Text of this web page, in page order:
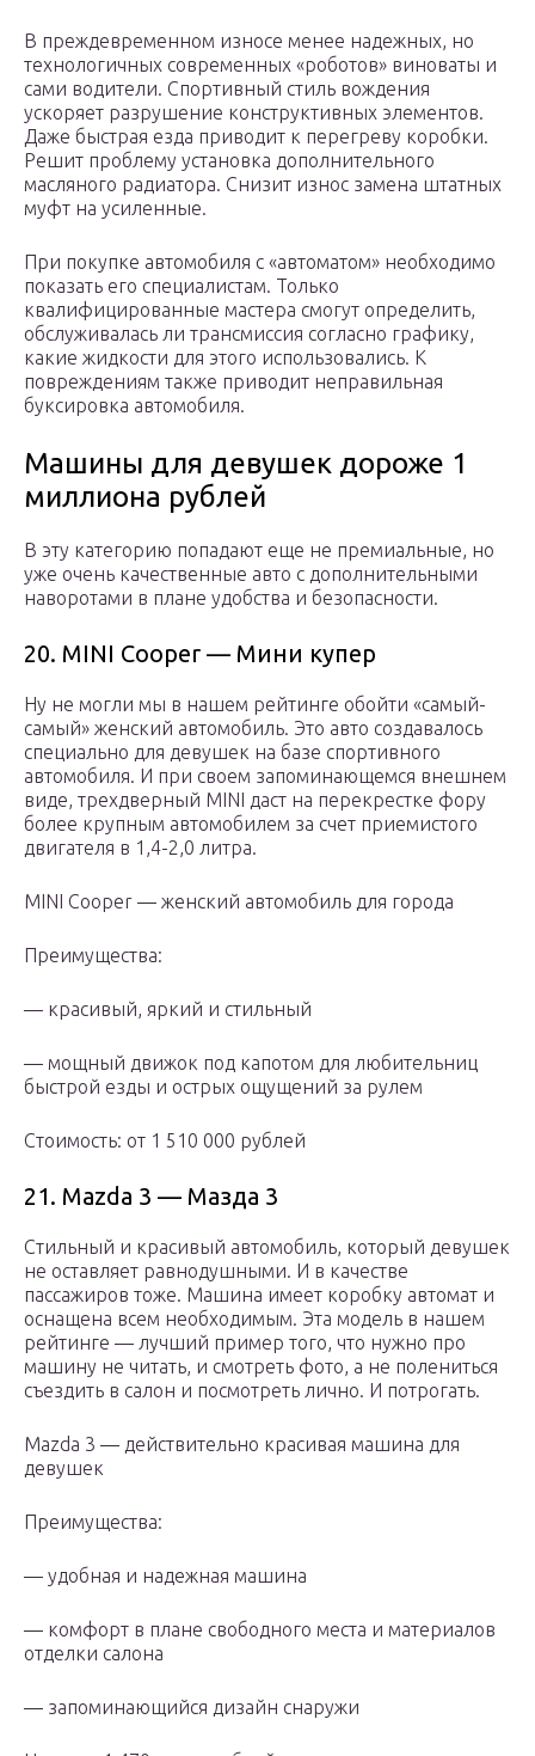
В преждевременном износе менее надежных, но
технологичных современных «роботов» виноваты и
сами водители. Спортивный стиль вождения
ускоряет разрушение конструктивных элементов.
Даже быстрая езда приводит к перегреву коробки.
Решит проблему установка дополнительного
масляного радиатора. Снизит износ замена штатных
муфт на усиленные.
При покупке автомобиля с «автоматом» необходимо
показать его специалистам. Только
квалифицированные мастера смогут определить,
обслуживалась ли трансмиссия согласно графику,
какие жидкости для этого использовались. К
повреждениям также приводит неправильная
буксировка автомобиля.
Машины для девушек дороже 1
миллиона рублей
В эту категорию попадают еще не премиальные, но
уже очень качественные авто с дополнительными
наворотами в плане удобства и безопасности.
20. MINI Cooper — Мини купер
Ну не могли мы в нашем рейтинге обойти «самый-
самый» женский автомобиль. Это авто создавалось
специально для девушек на базе спортивного
автомобиля. И при своем запоминающемся внешнем
виде, трехдверный MINI даст на перекрестке фору
более крупным автомобилем за счет приемистого
двигателя в 1,4-2,0 литра.
MINI Cooper — женский автомобиль для города
Преимущества:
— красивый, яркий и стильный
— мощный движок под капотом для любительниц
быстрой езды и острых ощущений за рулем
Стоимость: от 1 510 000 рублей
21. Mazda 3 — Мазда 3
Стильный и красивый автомобиль, который девушек
не оставляет равнодушными. И в качестве
пассажиров тоже. Машина имеет коробку автомат и
оснащена всем необходимым. Эта модель в нашем
рейтинге — лучший пример того, что нужно про
машину не читать, и смотреть фото, а не полениться
съездить в салон и посмотреть лично. И потрогать.
Mazda 3 — действительно красивая машина для
девушек
Преимущества:
— удобная и надежная машина
— комфорт в плане свободного места и материалов
отделки салона
— запоминающийся дизайн снаружи